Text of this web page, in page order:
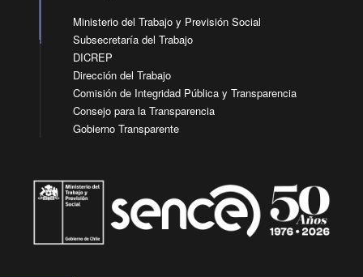
Ministerio del Trabajo y Previsión Social
Subsecretaría del Trabajo
DICREP
Dirección del Trabajo
Comisión de Integridad Pública y Transparencia
Consejo para la Transparencia
Gobierno Transparente